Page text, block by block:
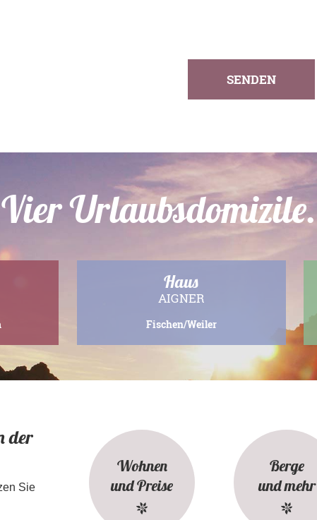
SENDEN
Urlaubsdomizile.
Haus
AIGNER
Fischen/Weiler
der
Sie
Wohnen
und Preise
Berge
und mehr